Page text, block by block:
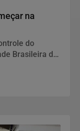
na
do
Brasileira de
física.